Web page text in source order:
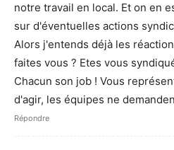
notre travail en local. Et on en
sur d'éventuelles actions
Alors j'entends déjà les
faites vous ? Etes vous
Chacun son job ! Vous
d'agir, les équipes ne
Répondre